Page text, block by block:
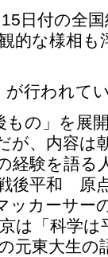
日付の全
的な様相
が行われて
もの」を展
が、内容は
経験を語る
後平和 原
ッカーサー
は「科学
元東大生の